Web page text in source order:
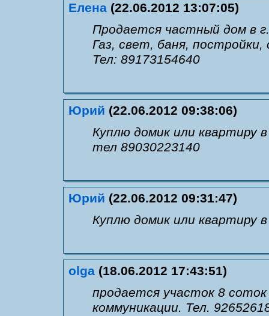
Елена (22.06.2012 13:07:05)
Продается частный дом в
Газ, свет, баня,
Тел: 89173154640
Юрий (22.06.2012 09:38:06)
Куплю домик или квартиру
тел 89030223140
Юрий (22.06.2012 09:31:47)
Куплю домик или квартиру
olga (18.06.2012 17:43:51)
продается участок 8
коммуникации. Тел.